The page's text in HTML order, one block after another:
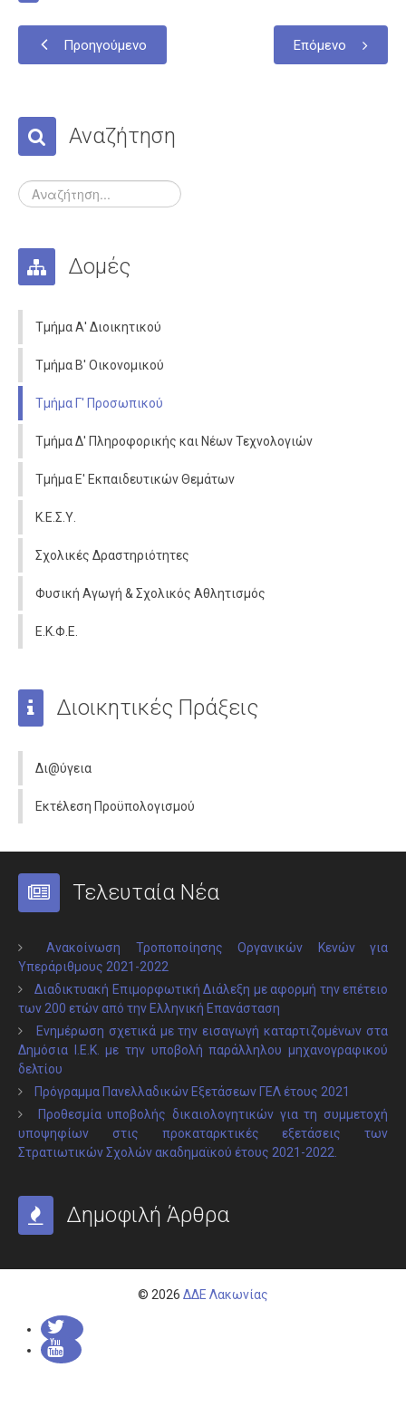
Πληροφορίες
Εκπαιδευτικοί
Αποσπάσεις
Συνταξιοδοτήσεις
Επιμoρφώσεις
Οικονομικά
Μαθητές
Πανελλαδικές Εξετάσεις
Διαγωνισμοί
Επικοινωνία
Προηγούμενο Επόμενο
Αναζήτηση
Δομές
Τμήμα Α' Διοικητικού
Τμήμα Β' Οικονομικού
Τμήμα Γ' Προσωπικού
Τμήμα Δ' Πληροφορικής και Νέων Τεχνολογιών
Τμήμα Ε' Εκπαιδευτικών Θεμάτων
Κ.Ε.Σ.Υ.
Σχολικές Δραστηριότητες
Φυσική Αγωγή & Σχολικός Αθλητισμός
Ε.Κ.Φ.Ε.
Διοικητικές Πράξεις
Δι@ύγεια
Εκτέλεση Προϋπολογισμού
Τελευταία Νέα
Ανακοίνωση Τροποποίησης Οργανικών Κενών για
Υπεράριθμους 2021-2022
Διαδικτυακή Επιμορφωτική Διάλεξη με αφορμή την επέτειο
των 200 ετών από την Ελληνική Επανάσταση
Ενημέρωση σχετικά με την εισαγωγή καταρτιζομένων στα
Δημόσια Ι.Ε.Κ. με την υποβολή παράλληλου μηχανογραφικού
δελτίου
Πρόγραμμα Πανελλαδικών Εξετάσεων ΓΕΛ έτους 2021
Προθεσμία υποβολής δικαιολογητικών για τη συμμετοχή
υποψηφίων στις προκαταρκτικές εξετάσεις των
Στρατιωτικών Σχολών ακαδημαϊκού έτους 2021-2022.
Δημοφιλή Άρθρα
© 2026 ΔΔΕ Λακωνίας